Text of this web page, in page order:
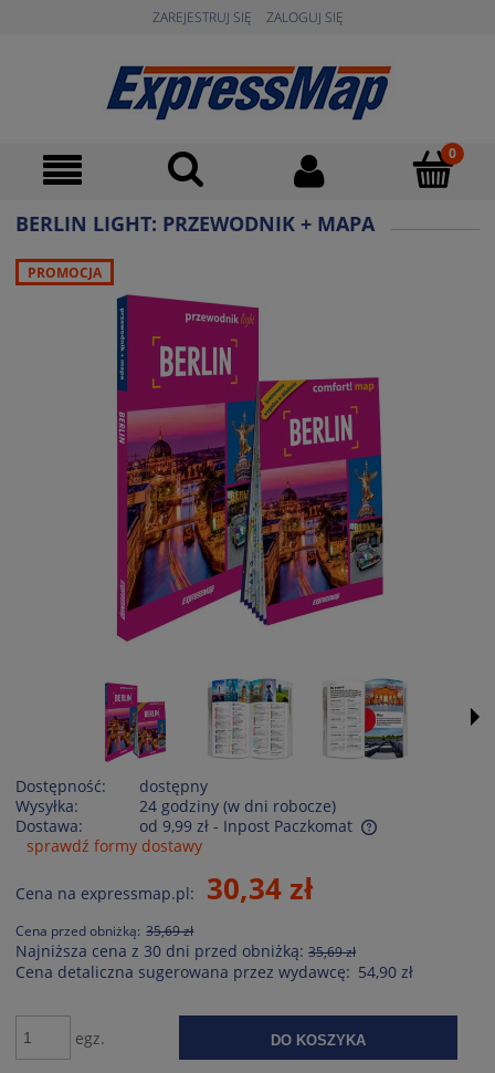
ZAREJESTRUJ SIĘ ZALOGUJ SIĘ
BERLIN LIGHT: PRZEWODNIK + MAPA
PROMOCJA
Dostępność:
dostępny
Wysyłka:
24 godziny (w dni robocze)
Dostawa:
od 9,99 zł - Inpost Paczkomat
Cena nie zawiera ewentualnych kosztów płatności
sprawdź formy dostawy
Cena na expressmap.pl: 30,34 zł
Cena przed obniżką: 35,69 zł
Najniższa cena z 30 dni przed obniżką: 35,69 zł
Cena detaliczna sugerowana przez wydawcę: 54,90 zł
egz. DO KOSZYKA